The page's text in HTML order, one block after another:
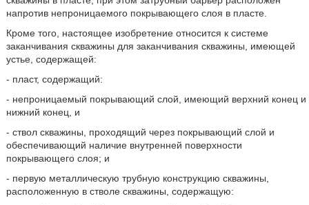
напротив непроницаемого покрывающего слоя в пласте.
Кроме того, настоящее изобретение относится к системе
заканчивания скважины для заканчивания скважины, имеющей
устье, содержащей:
- пласт, содержащий:
- непроницаемый покрывающий слой, имеющий верхний конец и
нижний конец, и
- ствол скважины, проходящий через покрывающий слой и
обеспечивающий наличие внутренней поверхности
покрывающего слоя; и
- первую металлическую трубную конструкцию скважины,
расположенную в стволе скважины, содержащую: